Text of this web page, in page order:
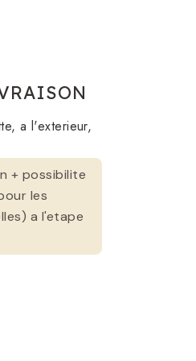
a l'exterieur,
+ possibilite
les
a l'etape